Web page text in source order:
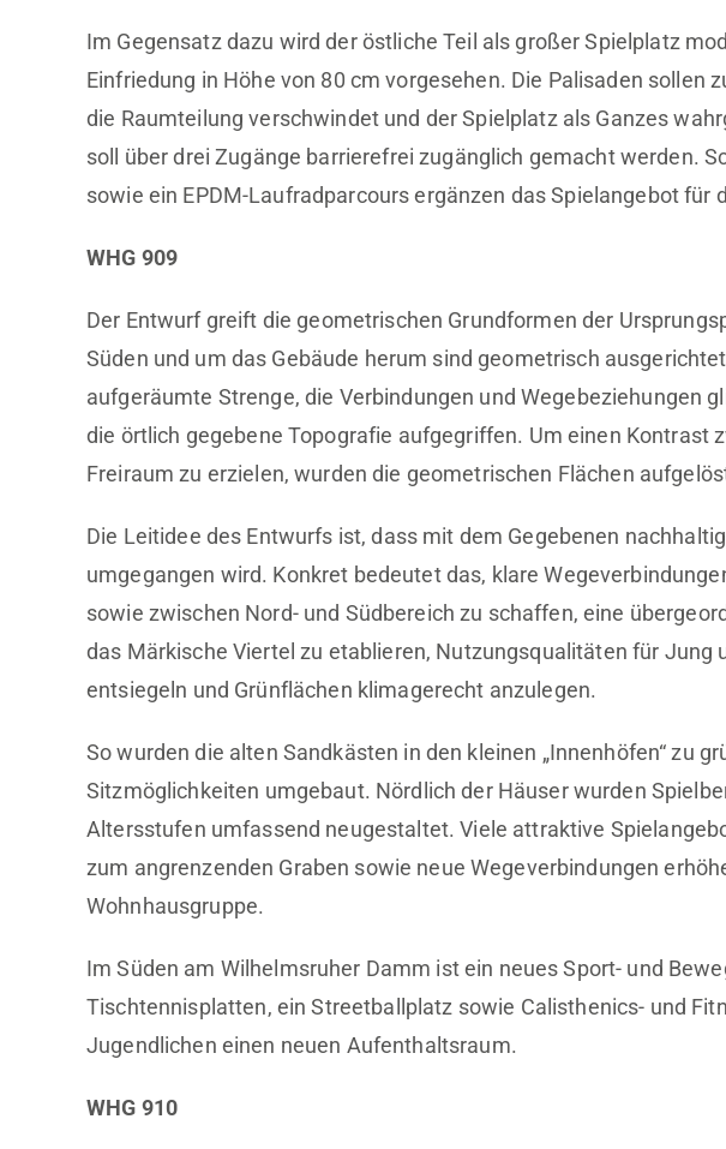
Im Gegensatz dazu wird der östliche Teil als großer Spielplatz
Einfriedung in Höhe von 80 cm vorgesehen. Die Palisaden sollen
die Raumteilung verschwindet und der Spielplatz als Ganzes
soll über drei Zugänge barrierefrei zugänglich gemacht werden.
sowie ein EPDM-Laufradparcours ergänzen das Spielangebot für
WHG 909
Der Entwurf greift die geometrischen Grundformen der
Süden und um das Gebäude herum sind geometrisch
aufgeräumte Strenge, die Verbindungen und Wegebeziehungen
die örtlich gegebene Topografie aufgegriffen. Um einen Kontrast
Freiraum zu erzielen, wurden die geometrischen Flächen
Die Leitidee des Entwurfs ist, dass mit dem Gegebenen
umgegangen wird. Konkret bedeutet das, klare
sowie zwischen Nord- und Südbereich zu schaffen, eine
das Märkische Viertel zu etablieren, Nutzungsqualitäten für Jung
entsiegeln und Grünflächen klimagerecht anzulegen.
So wurden die alten Sandkästen in den kleinen „Innenhöfen“ zu
Sitzmöglichkeiten umgebaut. Nördlich der Häuser wurden
Altersstufen umfassend neugestaltet. Viele attraktive
zum angrenzenden Graben sowie neue Wegeverbindungen
Wohnhausgruppe.
Im Süden am Wilhelmsruher Damm ist ein neues Sport- und
Tischtennisplatten, ein Streetballplatz sowie Calisthenics- und
Jugendlichen einen neuen Aufenthaltsraum.
WHG 910